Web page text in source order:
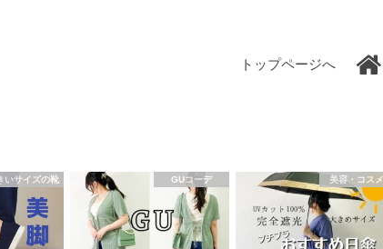
トップページへ
いサイズの靴 GUコーデ 美容・コスメ